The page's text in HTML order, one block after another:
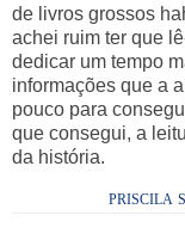
de livros grossos
achei ruim ter que
dedicar um tempo
informações que a
pouco para
que consegui, a
da história.
PRISCILA